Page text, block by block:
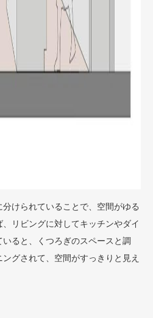
けられていることで、空間がゆる
リビングに対してキッチンやダイ
ると、くつろぎのスペースと調
グされて、空間がすっきりと見え